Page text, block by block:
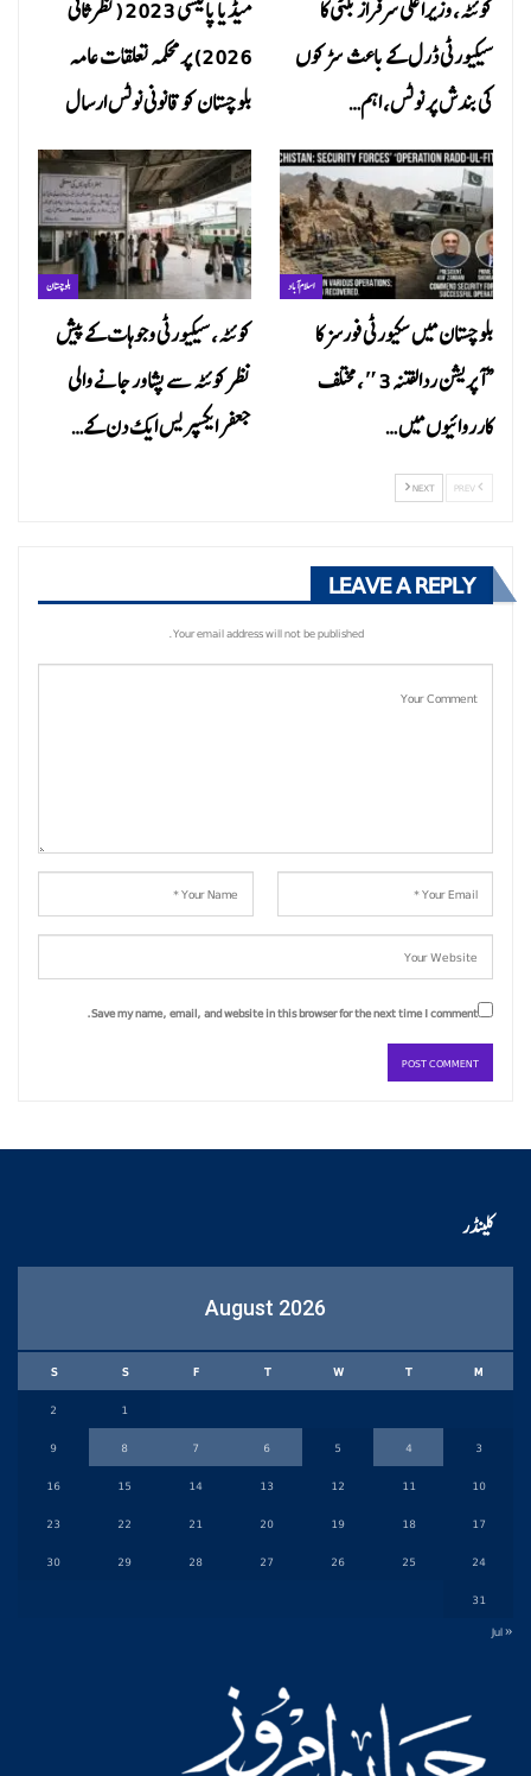
میڈیا پالیسی 2023 (نظرثانی
2026) پر محکمہ تعلقات عامہ
بلوچستان کو قانونی نوٹس ارسال
کوئٹہ، وزیراعلی سرفراز بگٹی کا
سیکیورٹی ڈرل کے باعث سڑکوں
کی بندش پر نوٹس، اہم…
بلوچستان
کوئٹہ، سیکیورٹی وجوہات کے پیش
نظر کوئٹہ سے پشاور جانے والی
جعفر ایکسپریس ایک دن کے…
اسلام آباد
بلوچستان میں سکیورٹی فورسز کا
“آپریشن ردالفتنہ 3″، مختلف
کارروائیوں میں…
NEXT
LEAVE A REPLY
Your email address will not be published.
Save my name, email, and website in this browser for the next time I comment.
کلینڈر
August 2026
M
T
W
T
F
S
S
1
2
3
4
5
6
7
8
9
10
11
12
13
14
15
16
17
18
19
20
21
22
23
24
25
26
27
28
29
30
31
« Jul